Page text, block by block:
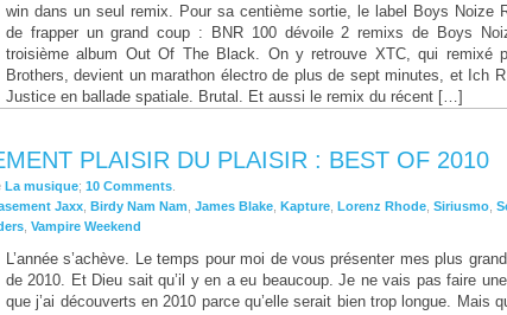
win dans un seul remix. Pour sa centième sortie, le label Boys Noize
de frapper un grand coup : BNR 100 dévoile 2 remixs de Boys
troisième album Out Of The Black. On y retrouve XTC, qui remixé
Brothers, devient un marathon électro de plus de sept minutes, et Ich
Justice en ballade spatiale. Brutal. Et aussi le remix du récent […]
PLAISIR DU PLAISIR : BEST OF 2010
La musique; 10 Comments
Jaxx Birdy Nam Nam James Blake Kapture Lorenz Rhode Siriusmo
Vampire Weekend
L’année s’achève. Le temps pour moi de vous présenter mes plus
de 2010. Et Dieu sait qu’il y en a eu beaucoup. Je ne vais pas faire
que j’ai découverts en 2010 parce qu’elle serait bien trop longue. Mais